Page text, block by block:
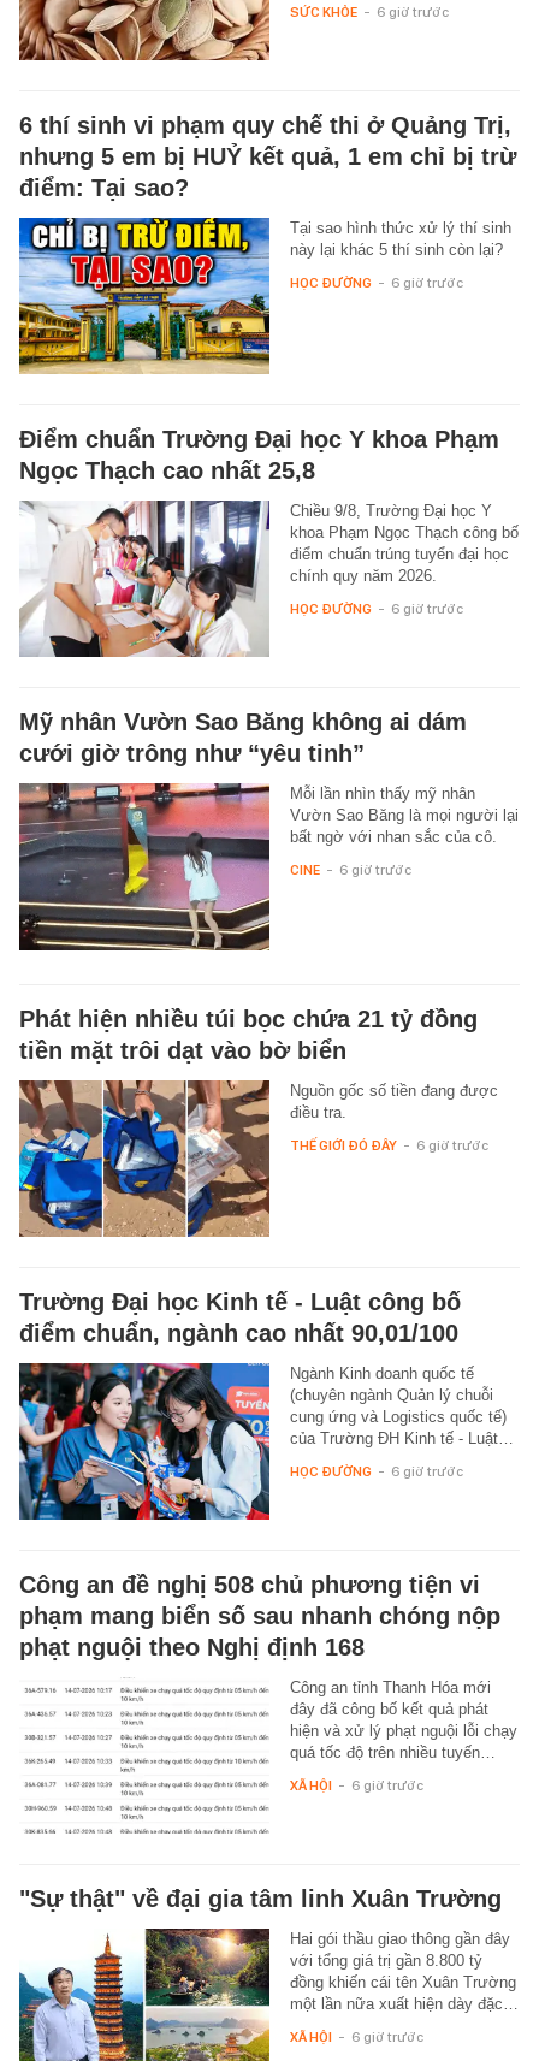
SỨC KHỎE - 6 giờ trước
6 thí sinh vi phạm quy chế thi ở Quảng Trị,
nhưng 5 em bị HUỶ kết quả, 1 em chỉ bị trừ
điểm: Tại sao?
Tại sao hình thức xử lý thí sinh
này lại khác 5 thí sinh còn lại?
HỌC ĐƯỜNG - 6 giờ trước
Điểm chuẩn Trường Đại học Y khoa Phạm
Ngọc Thạch cao nhất 25,8
Chiều 9/8, Trường Đại học Y
khoa Phạm Ngọc Thạch công bố
điểm chuẩn trúng tuyển đại học
chính quy năm 2026.
HỌC ĐƯỜNG - 6 giờ trước
Mỹ nhân Vườn Sao Băng không ai dám
cưới giờ trông như “yêu tinh”
Mỗi lần nhìn thấy mỹ nhân
Vườn Sao Băng là mọi người lại
bất ngờ với nhan sắc của cô.
CINE - 6 giờ trước
Phát hiện nhiều túi bọc chứa 21 tỷ đồng
tiền mặt trôi dạt vào bờ biển
Nguồn gốc số tiền đang được
điều tra.
THẾ GIỚI ĐÓ ĐÂY - 6 giờ trước
Trường Đại học Kinh tế - Luật công bố
điểm chuẩn, ngành cao nhất 90,01/100
Ngành Kinh doanh quốc tế
(chuyên ngành Quản lý chuỗi
cung ứng và Logistics quốc tế)
của Trường ĐH Kinh tế - Luật…
HỌC ĐƯỜNG - 6 giờ trước
Công an đề nghị 508 chủ phương tiện vi
phạm mang biển số sau nhanh chóng nộp
phạt nguội theo Nghị định 168
Công an tỉnh Thanh Hóa mới
đây đã công bố kết quả phát
hiện và xử lý phạt nguội lỗi chạy
quá tốc độ trên nhiều tuyến…
XÃ HỘI - 6 giờ trước
"Sự thật" về đại gia tâm linh Xuân Trường
Hai gói thầu giao thông gần đây
với tổng giá trị gần 8.800 tỷ
đồng khiến cái tên Xuân Trường
một lần nữa xuất hiện dày đặc…
XÃ HỘI - 6 giờ trước